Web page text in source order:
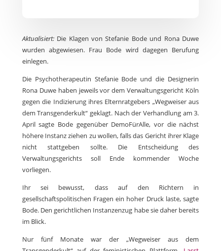
Aktualisiert:Die Klagen von Stefanie Bode und Rona Duwe
wurden abgewiesen. Frau Bode wird dagegen Berufung
einlegen.
Die Psychotherapeutin Stefanie Bode und die Designerin
Rona Duwe haben jeweils vor dem Verwaltungsgericht Köln
gegen die Indizierung ihres Elternratgebers „Wegweiser aus
dem Transgenderkult“ geklagt. Nach der Verhandlung am 3.
April sagte Bode gegenüber DemoFürAlle, vor die nächst
höhere Instanz ziehen zu wollen, falls das Gericht ihrer Klage
nicht stattgeben sollte. Die Entscheidung des
Verwaltungsgerichts soll Ende kommender Woche
vorliegen.
Ihr sei bewusst, dass auf den Richtern in
gesellschaftspolitischen Fragen ein hoher Druck laste, sagte
Bode. Den gerichtlichen Instanzenzug habe sie daher bereits
im Blick.
Nur fünf Monate war der „Wegweiser aus dem